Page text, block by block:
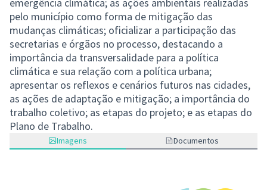
pelo município como forma de mitigação das
mudanças climáticas; oficializar a participação das
secretarias e órgãos no processo, destacando a
importância da transversalidade para a política
climática e sua relação com a política urbana;
apresentar os reflexos e cenários futuros nas cidades,
as ações de adaptação e mitigação; a importância do
trabalho coletivo; as etapas do projeto; e as etapas do
Plano de Trabalho.
Imagens Documentos